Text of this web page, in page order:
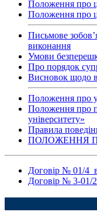
Положення про
Положення про
Письмове
виконання
Умови
Про порядок
Висновок щодо
Положення про
Положення про
університету»
Правила
ПОЛОЖЕННЯ Про
Договір № 01/4
Договір № 3-01/